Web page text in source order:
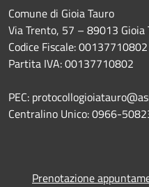
Comune di Gioia Tauro
Via Trento, 57 – 89013 Gioia
Codice Fiscale: 00137710802
Partita IVA: 00137710802
PEC:
Centralino Unico: 0966-
Prenotazione